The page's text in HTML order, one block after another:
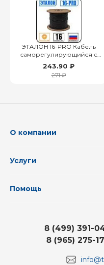
ЭТАЛОН 16-PRO Кабель
саморегулирующийся с
защитой от УФ
243.90 ₽
271 ₽
О компании
Услуги
Помощь
8 (499) 391-
8 (965) 275-